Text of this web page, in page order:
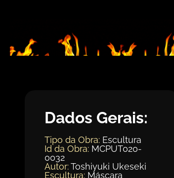
Dados Gerais:
Tipo da Obra: Escultura
Id da Obra: MCPUT020-
0032
Autor:Toshiyuki Ukeseki
Escultura: Máscara